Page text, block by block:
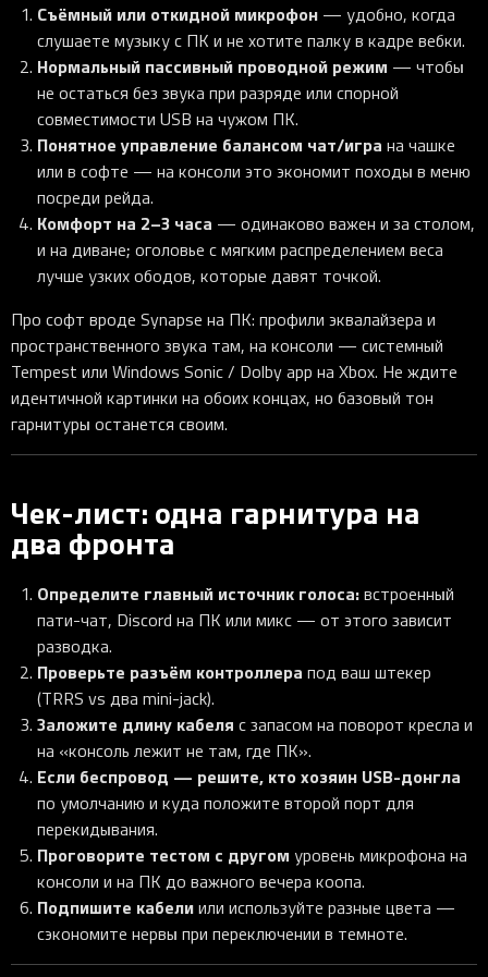
Съёмный или откидной микрофон — удобно, когда
слушаете музыку с ПК и не хотите палку в кадре вебки.
Нормальный пассивный проводной режим — чтобы
не остаться без звука при разряде или спорной
совместимости USB на чужом ПК.
Понятное управление балансом чат/игра на чашке
или в софте — на консоли это экономит походы в меню
посреди рейда.
Комфорт на 2–3 часа — одинаково важен и за столом,
и на диване; оголовье с мягким распределением веса
лучше узких ободов, которые давят точкой.
Про софт вроде Synapse на ПК: профили эквалайзера и
пространственного звука там, на консоли — системный
Tempest или Windows Sonic / Dolby app на Xbox. Не ждите
идентичной картинки на обоих концах, но базовый тон
гарнитуры останется своим.
Чек-лист: одна гарнитура на
два фронта
Определите главный источник голоса:встроенный
пати-чат, Discord на ПК или микс — от этого зависит
разводка.
Проверьте разъём контроллера под ваш штекер
(TRRS vs два mini-jack).
Заложите длину кабеля с запасом на поворот кресла и
на «консоль лежит не там, где ПК».
Если беспровод — решите, кто хозяин USB-донгла
по умолчанию и куда положите второй порт для
перекидывания.
Проговорите тестом с другом уровень микрофона на
консоли и на ПК до важного вечера коопа.
Подпишите кабелиили используйте разные цвета —
сэкономите нервы при переключении в темноте.